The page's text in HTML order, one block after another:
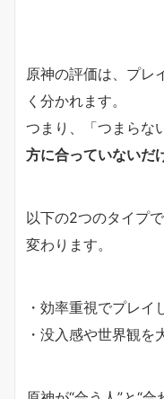
原神の評価は、プレ
く分かれます。
つまり、「つまらな
方に合っていないだ
以下の2つのタイプ
変わります。
・効率重視でプレイ
・没入感や世界観を